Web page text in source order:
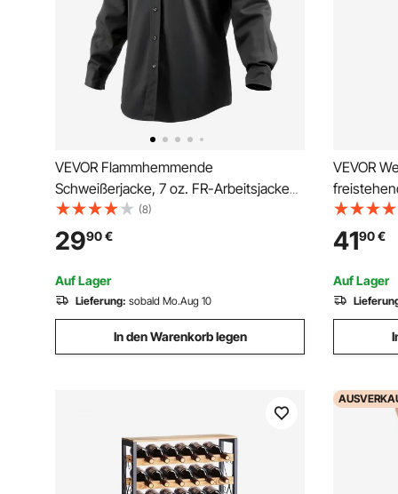
VEVOR Flammhemmende
Schweißerjacke, 7 oz. FR-Arbeitsjacke
für Herren, maschinenwaschbares
hitzebeständiges Schweißershirt aus
Baumwolle, erfüllt ATPV 9,2 cal/cm²
Lichtbogenbewertung – Größe L
(8)
2990€
Auf Lager
Lieferung: sobald Mo.Aug 10
In den Warenkorb legen
VEVOR
Küche
4190€
Auf Lager